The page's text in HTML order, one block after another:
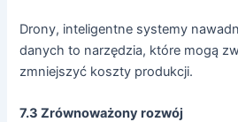
Drony, inteligentne systemy
danych to narzędzia, które mogą
zmniejszyć koszty produkcji.
7.3 Zrównoważony rozwój